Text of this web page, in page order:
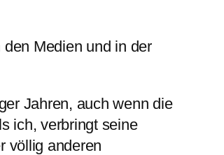
Medien und in der
Jahren, auch wenn die
ich, verbringt seine
völlig anderen